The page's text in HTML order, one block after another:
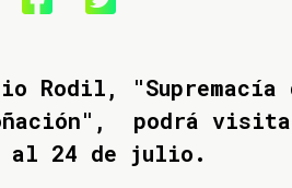
Rodil, "Supremacía
podrá
al 24 de julio.